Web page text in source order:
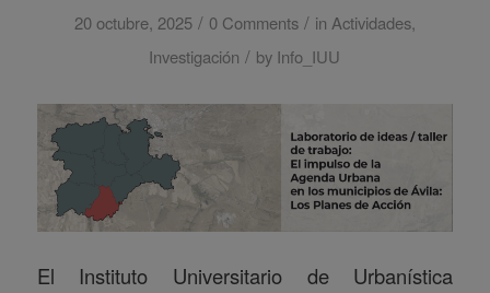
20 octubre, 2025 / 0 Comments / in Actividades,
Investigación / by Info_IUU
El Instituto Universitario de Urbanística